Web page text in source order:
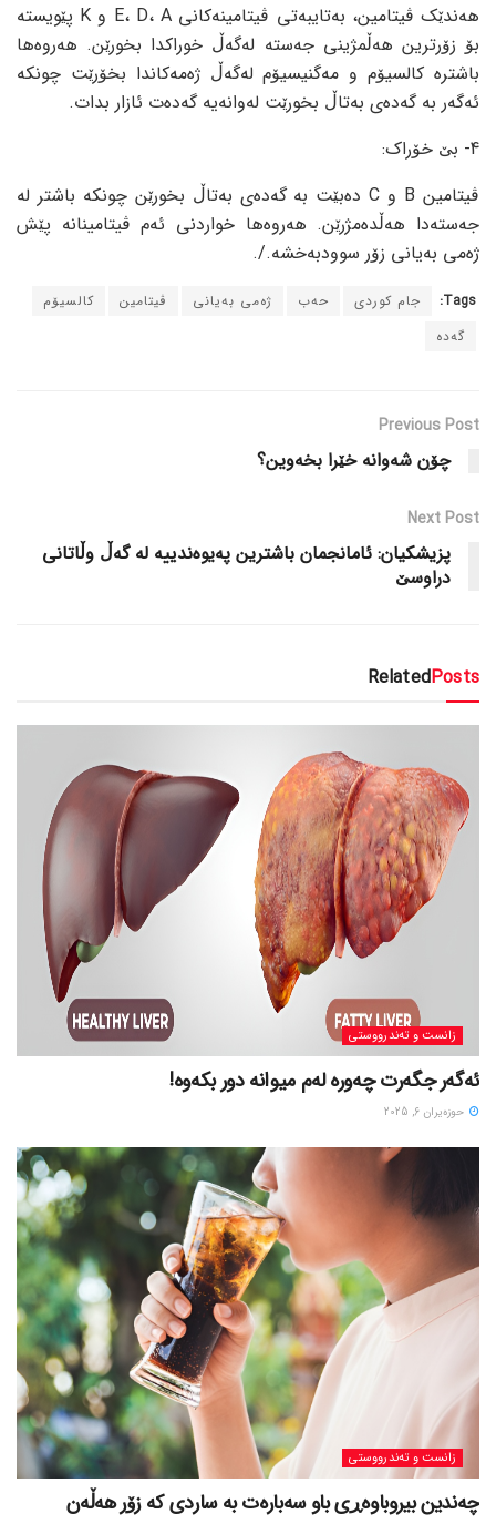
هەندێک ڤیتامین، بەتایبەتی ڤیتامینەکانی E، D، A و K پێویستە
بۆ زۆرترین هەڵمژینی جەستە لەگەڵ خوراکدا بخورێن. هەروەها
باشترە کالسیۆم و مەگنیسیۆم لەگەڵ ژەمەکاندا بخۆرێت چونکە
ئەگەر بە گەدەی بەتاڵ بخورێت لەوانەیە گەدەت ئازار بدات.
4- بێ خۆراک:
ڤیتامین B و C دەبێت بە گەدەی بەتاڵ بخورێن چونکە باشتر لە
جەستەدا هەڵدەمژرێن. هەروەها خواردنی ئەم ڤیتامینانە پێش
ژەمی بەیانی زۆر سوودبەخشە./.
Tags: جام کوردی حەب ژەمی بەیانی ڤیتامین
کالسیۆم
گەدە
Previous Post
چۆن شەوانە خێرا بخەوین؟
Next Post
پزیشکیان: ئامانجمان باشترین پەیوەندییە لە گەڵ وڵاتانی
دراوسێ
RelatedPosts
زانست و تەندرووستی
ئەگەر جگەرت چەورە لەم میوانە دور بکەوە!
حوزه‌یران 6, 2025
زانست و تەندرووستی
چەندین بیروباوەڕی باو سەبارەت بە ساردی کە زۆر هەڵەن